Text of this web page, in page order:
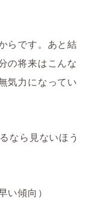
らです。あと結
の将来はこんな
気力になってい
なら見ないほう
傾向）